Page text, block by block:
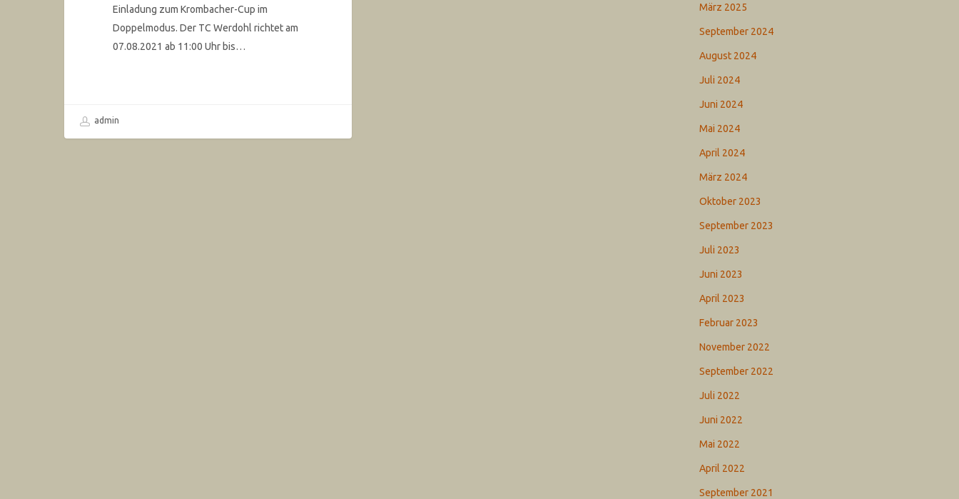
Einladung zum Krombacher-Cup im
Doppelmodus. Der TC Werdohl richtet am
07.08.2021 ab 11:00 Uhr bis…
admin
März 2025
September 2024
August 2024
Juli 2024
Juni 2024
Mai 2024
April 2024
März 2024
Oktober 2023
September 2023
Juli 2023
Juni 2023
April 2023
Februar 2023
November 2022
September 2022
Juli 2022
Juni 2022
Mai 2022
April 2022
September 2021